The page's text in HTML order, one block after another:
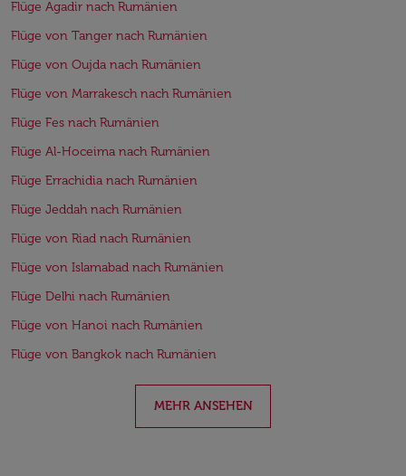
Flüge Agadir nach Rumänien
Flüge von Tanger nach Rumänien
Flüge von Oujda nach Rumänien
Flüge von Marrakesch nach Rumänien
Flüge Fes nach Rumänien
Flüge Al-Hoceima nach Rumänien
Flüge Errachidia nach Rumänien
Flüge Jeddah nach Rumänien
Flüge von Riad nach Rumänien
Flüge von Islamabad nach Rumänien
Flüge Delhi nach Rumänien
Flüge von Hanoi nach Rumänien
Flüge von Bangkok nach Rumänien
MEHR ANSEHEN